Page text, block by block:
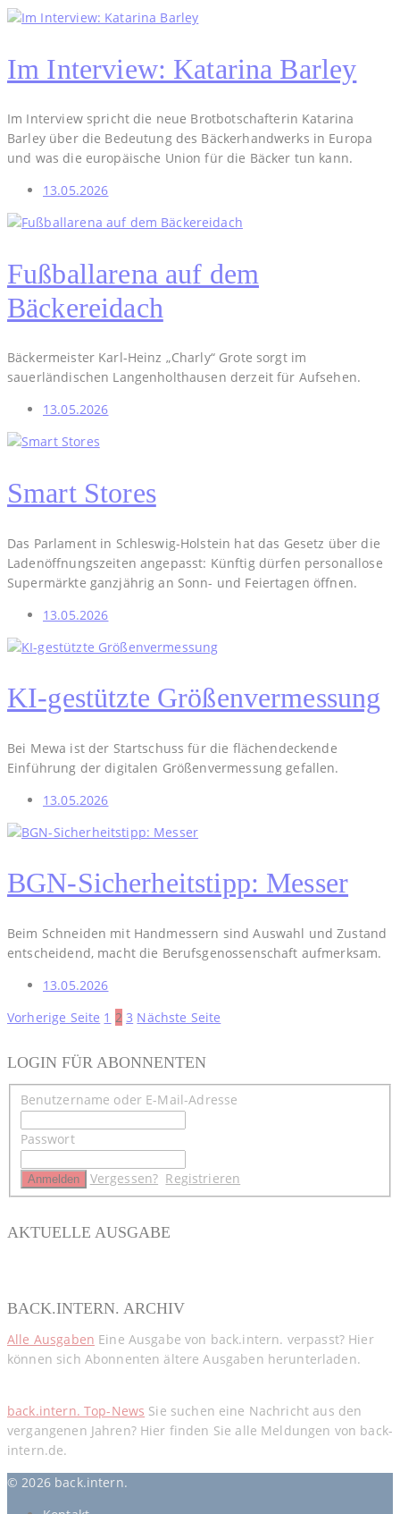
Im Interview: Katarina Barley
Im Interview spricht die neue Brotbotschafterin Katarina
Barley über die Bedeutung des Bäckerhandwerks in Europa
und was die europäische Union für die Bäcker tun kann.
13.05.2026
Fußballarena auf dem
Bäckereidach
Bäckermeister Karl-Heinz „Charly“ Grote sorgt im
sauerländischen Langenholthausen derzeit für Aufsehen.
13.05.2026
Smart Stores
Das Parlament in Schleswig-Holstein hat das Gesetz über die
Ladenöffnungszeiten angepasst: Künftig dürfen personallose
Supermärkte ganzjährig an Sonn- und Feiertagen öffnen.
13.05.2026
KI-gestützte Größenvermessung
Bei Mewa ist der Startschuss für die flächendeckende
Einführung der digitalen Größenvermessung gefallen.
13.05.2026
BGN-Sicherheitstipp: Messer
Beim Schneiden mit Handmessern sind Auswahl und Zustand
entscheidend, macht die Berufsgenossenschaft aufmerksam.
13.05.2026
Seitennummerierung
der
Beiträge
Vorherige Seite 1 2 3 Nächste Seite
LOGIN FÜR ABONNENTEN
Benutzername oder E-Mail-Adresse
Passwort
Vergessen? Registrieren
AKTUELLE AUSGABE
BACK.INTERN. ARCHIV
Alle Ausgaben Eine Ausgabe von back.intern. verpasst? Hier
können sich Abonnenten ältere Ausgaben herunterladen.
back.intern. Top-News Sie suchen eine Nachricht aus den
vergangenen Jahren? Hier finden Sie alle Meldungen von back-
intern.de.
© 2026 back.intern.